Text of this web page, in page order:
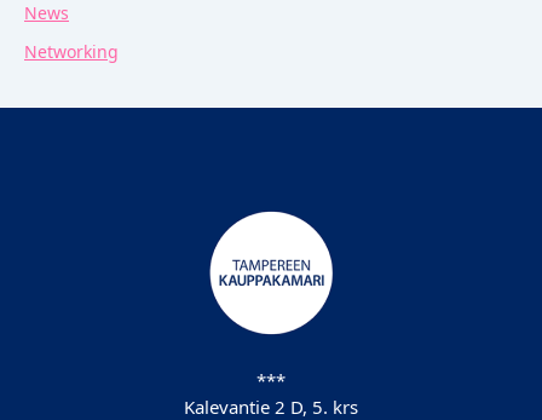
News
Networking
***
Kalevantie 2 D, 5. krs